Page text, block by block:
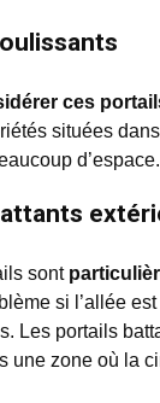
ces
situées
sont
si l’allée
Les portails
une zone où la